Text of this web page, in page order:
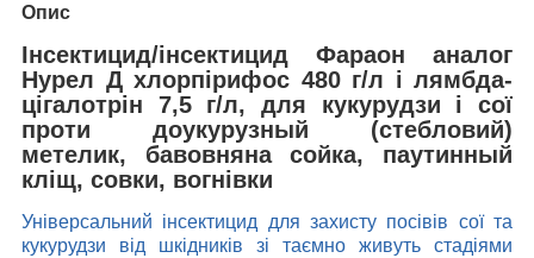
Опис
Інсектицид/інсектицид Фараон аналог
Нурел Д хлорпірифос 480 г/л і лямбда-
цігалотрін 7,5 г/л, для кукурудзи і сої
проти доукурузный (стебловий)
метелик, бавовняна сойка, паутинный
кліщ, совки, вогнівки
Універсальний інсектицид для захисту посівів сої та
кукурудзи від шкідників зі таємно живуть стадіями